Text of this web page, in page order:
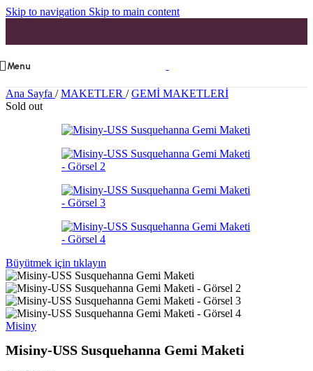
Skip to navigation Skip to main content
Menu
Ana Sayfa / MAKETLER / GEMİ MAKETLERİ
Sold out
Büyütmek için tıklayın
Misiny
Misiny-USS Susquehanna Gemi Maketi